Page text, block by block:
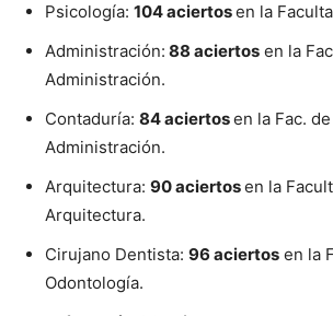
Psicología: 104 aciertosen la
Administración: 88 aciertos en la
Administración.
Contaduría: 84 aciertosen la Fac.
Administración.
Arquitectura: 90 aciertosen la
Arquitectura.
Cirujano Dentista: 96 aciertos en la
Odontología.